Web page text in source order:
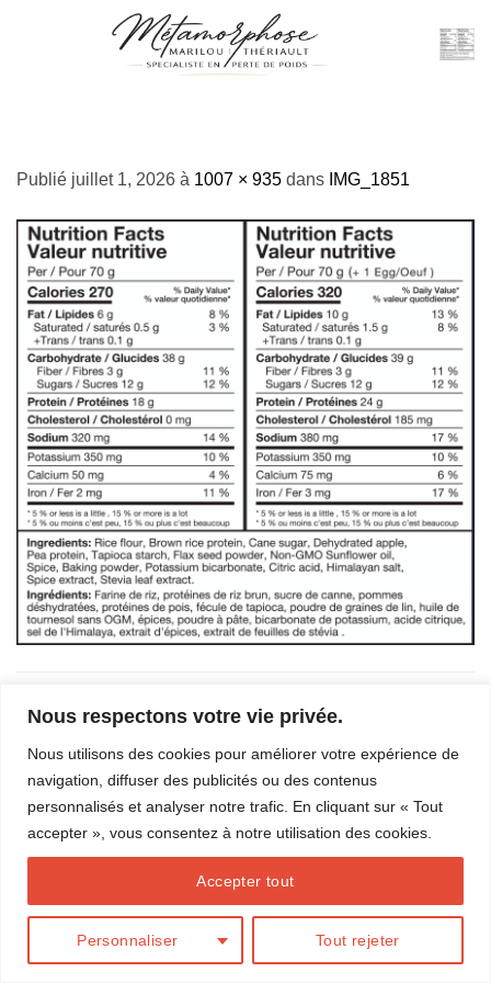
Nous respectons votre vie privée.
Nous utilisons des cookies pour améliorer votre expérience de
navigation, diffuser des publicités ou des contenus
personnalisés et analyser notre trafic. En cliquant sur « Tout
accepter », vous consentez à notre utilisation des cookies.
Personnaliser Tout rejeter
Accepter tout
Publié juillet 1, 2026 à 1007 × 935 dans IMG_1851
←Précédent
Suivant→
Action Web Solution
Copyright 2026 © Marilou Thériault